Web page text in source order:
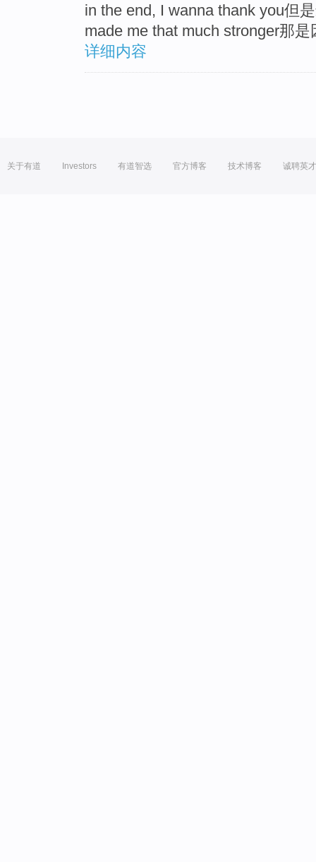
in the end, I wanna thank you但
made me that much stronger那
详细内容
关于有道 Investors 有道智选 官方博客 技术博客 诚聘英才